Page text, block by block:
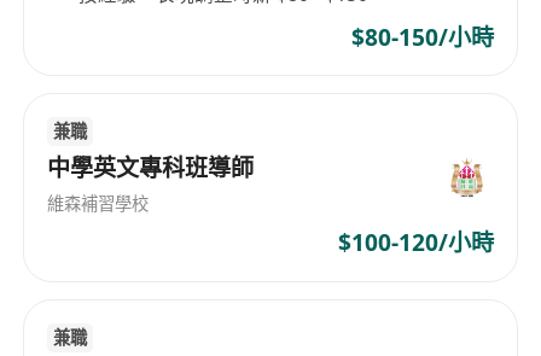
$80-150/小時
兼職
中學英文專科班導師
維森補習學校
$100-120/小時
兼職